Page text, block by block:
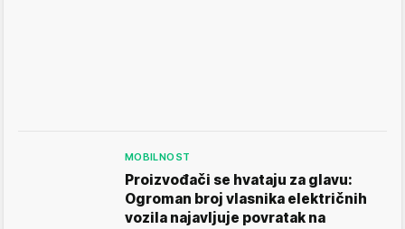
MOBILNOST
Proizvođači se hvataju za glavu:
Ogroman broj vlasnika električnih
vozila najavljuje povratak na